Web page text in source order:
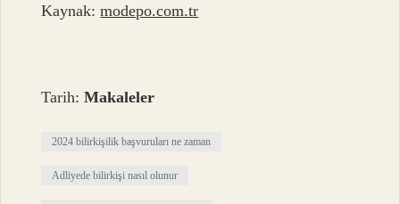
Kaynak:modepo.com.tr
Tarih:Makaleler
2024 bilirkişilik başvuruları ne zaman
Adliyede bilirkişi nasıl olunur